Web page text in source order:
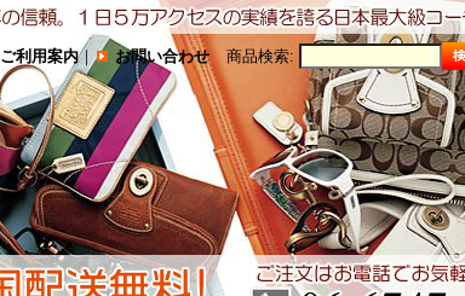
ご利用案内｜ お問い合わせ 商品検索: